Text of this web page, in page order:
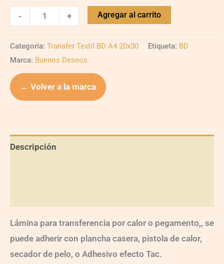
- + Agregar al carrito
Categoría: Transfer Textil BD A4 20x30 Etiqueta: BD
Marca: Buenos Deseos
← Volver a la marca
Descripción
Lámina para transferencia por calor o pegamento,, se
puede adherir con plancha casera, pistola de calor,
secador de pelo, o Adhesivo efecto Tac.